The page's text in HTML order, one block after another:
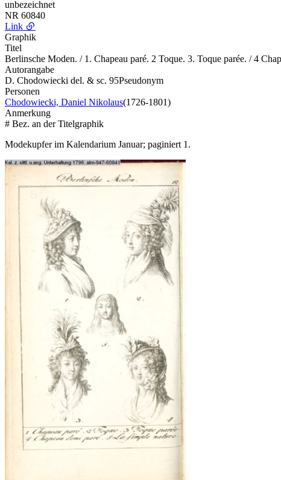
unbezeichnet
NR 60840
Link
Graphik
Titel
Berlinsche Moden. / 1. Chapeau paré. 2 Toque. 3. Toque parée. / 4
Autorangabe
D. Chodowiecki del. & sc. 95Pseudonym
Personen
Chodowiecki, Daniel Nikolaus(1726-1801)
Anmerkung
# Bez. an der Titelgraphik
Modekupfer im Kalendarium Januar; paginiert 1.